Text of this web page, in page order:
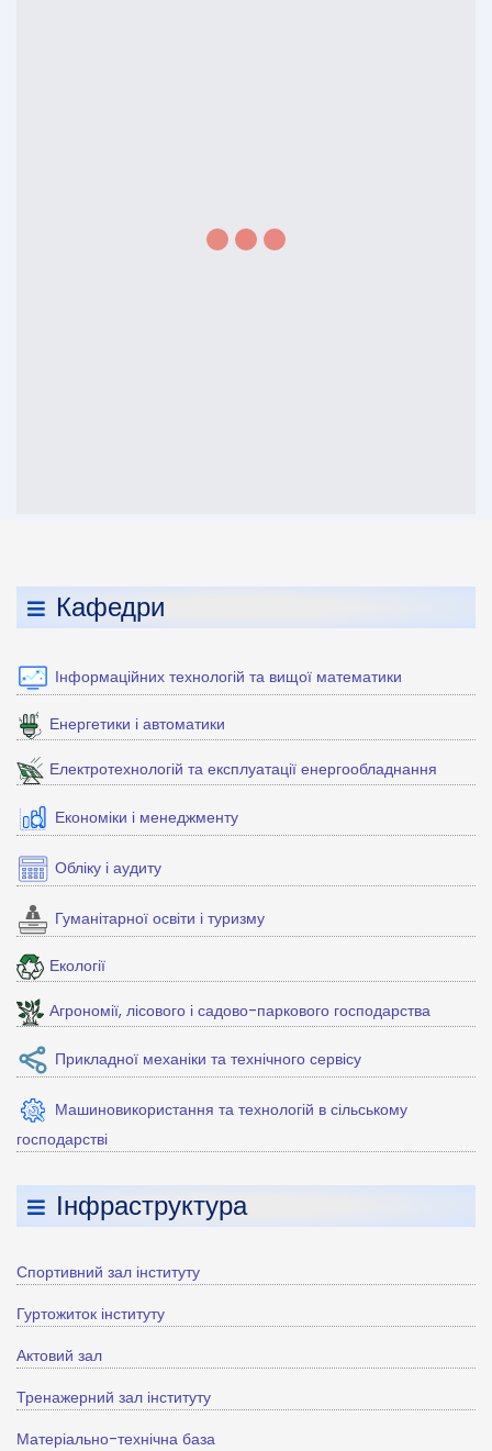
Кафедри
Інформаційних технологій та вищої математики
Енергетики і автоматики
Електротехнологій та експлуатації енергообладнання
Економіки і менеджменту
Обліку і аудиту
Гуманітарної освіти і туризму
Екології
Агрономії, лісового і садово-паркового господарства
Прикладної механіки та технічного сервісу
Машиновикористання та технологій в сільському
господарстві
Інфраструктура
Спортивний зал інституту
Гуртожиток інституту
Актовий зал
Тренажерний зал інституту
Матеріально-технічна база